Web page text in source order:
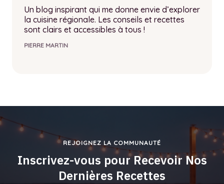
Un blog inspirant qui me donne envie d’explorer
la cuisine régionale. Les conseils et recettes
sont clairs et accessibles à tous !
PIERRE MARTIN
REJOIGNEZ LA COMMUNAUTÉ
Inscrivez-vous pour Recevoir Nos
Dernières Recettes